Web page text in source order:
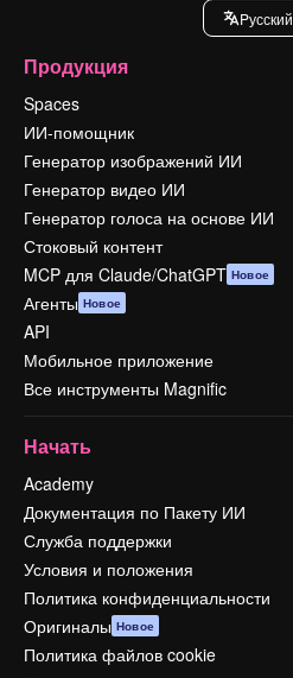
Pусский
Продукция
Spaces
ИИ-помощник
Генератор изображений ИИ
Генератор видео ИИ
Генератор голоса на основе ИИ
Стоковый контент
MCP для Claude/ChatGPT Новое
Агенты Новое
API
Мобильное приложение
Все инструменты Magnific
Начать
Academy
Документация по Пакету ИИ
Служба поддержки
Условия и положения
Политика конфиденциальности
Оригиналы Новое
Политика файлов cookie